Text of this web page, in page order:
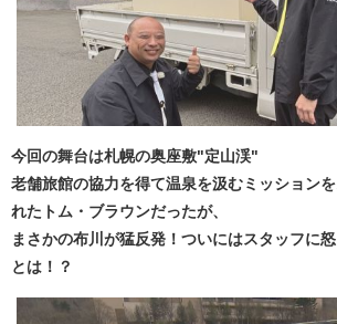
今回の舞台は札幌の奥座敷"定山渓"
老舗旅館の協力を得て温泉を汲むミッション
れたトム・ブラウンだったが、
まさかの布川が猛反発！ついにはスタッフに
とは！？